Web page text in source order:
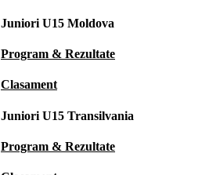
Juniori U15 Moldova
Program & Rezultate
Clasament
Juniori U15 Transilvania
Program & Rezultate